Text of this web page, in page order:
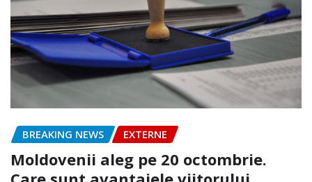
BREAKING NEWS EXTERNE
Moldovenii aleg pe 20 octombrie.